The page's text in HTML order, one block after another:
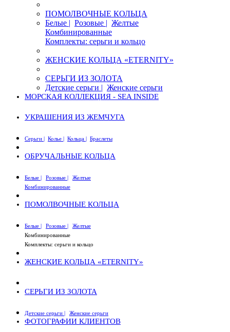
ПОМОЛВОЧНЫЕ КОЛЬЦА
Белые | Розовые | Желтые
Комбинированные
Комплекты: серьги и кольцо
ЖЕНСКИЕ КОЛЬЦА «ETERNITY»
СЕРЬГИ ИЗ ЗОЛОТА
Детские серьги | Женские серьги
МОРСКАЯ КОЛЛЕКЦИЯ - SEA INSIDE
УКРАШЕНИЯ ИЗ ЖЕМЧУГА
Серьги | Колье | Кольца | Браслеты
ОБРУЧАЛЬНЫЕ КОЛЬЦА
Белые | Розовые |
Желтые
Комбинированные
ПОМОЛВОЧНЫЕ КОЛЬЦА
Белые | Розовые |
Желтые
Комбинированные
Комплекты: серьги и кольцо
ЖЕНСКИЕ КОЛЬЦА «ETERNITY»
СЕРЬГИ ИЗ ЗОЛОТА
Детские серьги | Женские серьги
ФОТОГРАФИИ КЛИЕНТОВ